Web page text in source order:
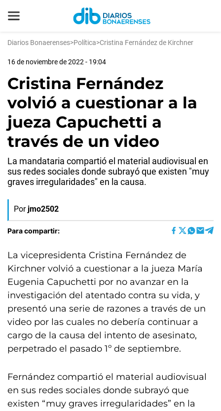
Diarios Bonaerenses>Política>Cristina Fernández de Kirchner
16 de noviembre de 2022 - 19:04
Cristina Fernández
volvió a cuestionar a la
jueza Capuchetti a
través de un video
La mandataria compartió el material audiovisual en
sus redes sociales donde subrayó que existen "muy
graves irregularidades" en la causa.
Por jmo2502
Para compartir:
La vicepresidenta Cristina Fernández de
Kirchner volvió a cuestionar a la jueza María
Eugenia Capuchetti por no avanzar en la
investigación del atentado contra su vida, y
presentó una serie de razones a través de un
video por las cuales no debería continuar a
cargo de la causa del intento de asesinato,
perpetrado el pasado 1º de septiembre.
Fernández compartió el material audiovisual
en sus redes sociales donde subrayó que
existen “muy graves irregularidades” en la